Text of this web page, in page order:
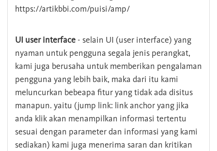
https://artikbbi.com/puisi/amp/
UI user interface - selain UI (user interface) yang
nyaman untuk pengguna segala jenis perangkat,
kami juga berusaha untuk memberikan pengalaman
pengguna yang lebih baik, maka dari itu kami
meluncurkan bebeapa fitur yang tidak ada disitus
manapun. yaitu (jump link: link anchor yang jika
anda klik akan menampilkan informasi tertentu
sesuai dengan parameter dan informasi yang kami
sediakan) kami juga menerima saran dan kritikan